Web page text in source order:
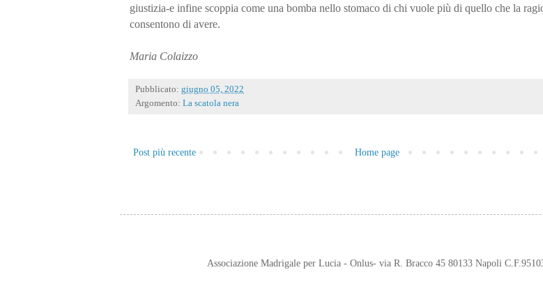
giustizia-e infine scoppia come una bomba nello stomaco di chi vuole più di quello che la
consentono di avere.
Maria Colaizzo
Pubblicato: giugno 05, 2022
Argomento: La scatola nera
Post più recente Home page
Associazione Madrigale per Lucia - Onlus- via R. Bracco 45 80133 Napoli